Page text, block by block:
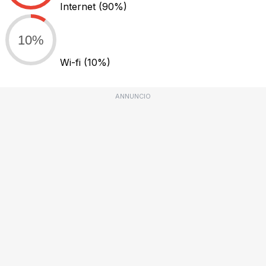
Internet (90%)
10%
Wi-fi (10%)
ANNUNCIO